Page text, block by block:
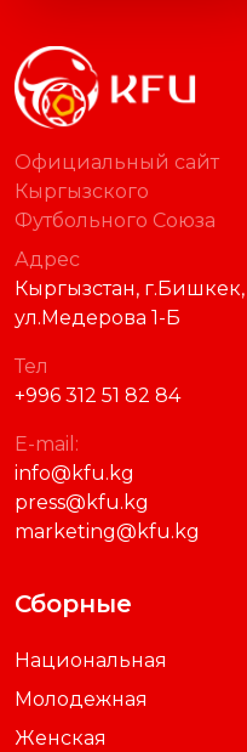
Официальный сайт
Кыргызского
Футбольного Союза
Адрес
Кыргызстан, г.Бишкек,
ул.Медерова 1-Б
Тел
+996 312 51 82 84
E-mail:
info@kfu.kg
press@kfu.kg
marketing@kfu.kg
Сборные
Национальная
Молодежная
Женская